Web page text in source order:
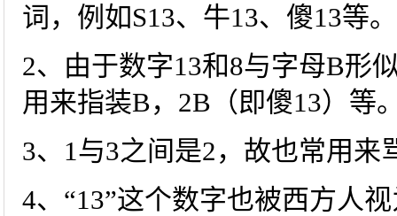
词，例如S13、牛13、傻13等。
2、由于数字13和8与字母B形
用来指装B，2B（即傻13）等
3、1与3之间是2，故也常用来
4、“13”这个数字也被西方人